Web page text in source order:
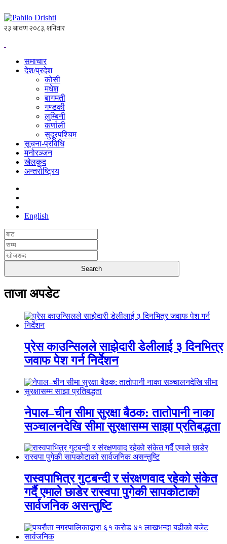
समाचार
देश/प्रदेश
कोसी
मधेश
बागमती
गण्डकी
लुम्बिनी
कर्णाली
सुदूरपश्चिम
सूचना-प्रविधि
मनोरञ्जन
खेलकुद
अन्तर्राष्ट्रिय
English
ताजा अपडेट
प्रेस काउन्सिलले साझेदारी डेलीलाई ३ दिनभित्र
जवाफ पेश गर्न निर्देशन
नेपाल–चीन सीमा सुरक्षा बैठक: तातोपानी नाका
सञ्चालनदेखि सीमा सुरक्षासम्म साझा प्रतिबद्धता
रास्वपाभित्र गुटबन्दी र संरक्षणवाद रहेको संकेत
गर्दै एमाले छाडेर रास्वपा पुगेकी सापकोटाको
सार्वजनिक असन्तुष्टि